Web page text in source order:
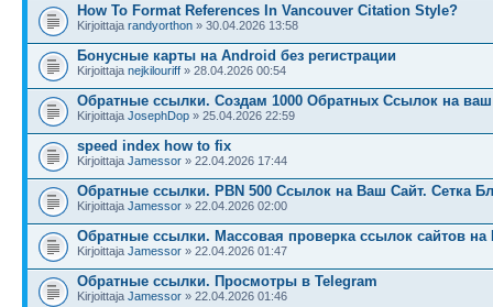
How To Format References In Vancouver Citation Style?
Kirjoittaja randyorthon » 30.04.2026 13:58
Бонусные карты на Android без регистрации
Kirjoittaja nejkilouriff » 28.04.2026 00:54
Обратные ссылки. Создам 1000 Обратных Ссылок на ваш
Kirjoittaja JosephDop » 25.04.2026 22:59
speed index how to fix
Kirjoittaja Jamessor » 22.04.2026 17:44
Обратные ссылки. PBN 500 Ссылок на Ваш Сайт. Сетка
Kirjoittaja Jamessor » 22.04.2026 02:00
Обратные ссылки. Массовая проверка ссылок сайтов на
Kirjoittaja Jamessor » 22.04.2026 01:47
Обратные ссылки. Просмотры в Telegram
Kirjoittaja Jamessor » 22.04.2026 01:46